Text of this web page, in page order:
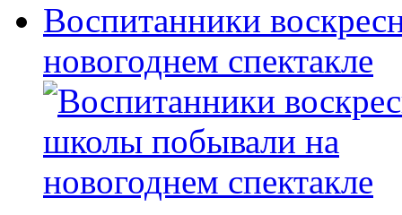
Воспитанники
новогоднем спектакле